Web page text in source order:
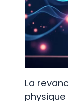
La